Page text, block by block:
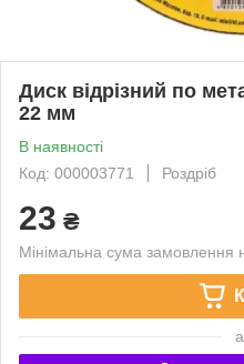
Диск відрізний по
22 мм
В наявності
Код: 000003771
Роздріб
23 ₴
Мінімальна сума замовлення